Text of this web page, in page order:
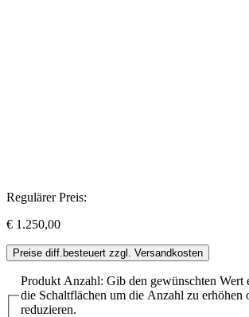
Regulärer Preis:
€ 1.250,00
Preise diff.besteuert zzgl. Versandkosten
Produkt Anzahl: Gib den gewünschten Wert
die Schaltflächen um die Anzahl zu erhöhen
reduzieren.